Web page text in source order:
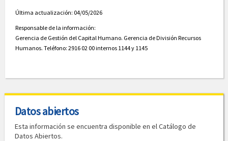
Última actualización: 04/05/2026
Responsable de la información:
Gerencia de Gestión del Capital Humano. Gerencia de División Recursos
Humanos. Teléfono: 2916 02 00 internos 1144 y 1145
Datos abiertos
Esta información se encuentra disponible en el Catálogo de
Datos Abiertos.